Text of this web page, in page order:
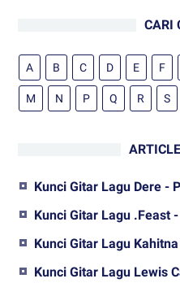
CARI
A B C D E F
M N P Q R S
Kunci Gitar Lagu Dere -
Kunci Gitar Lagu .Feast
Kunci Gitar Lagu
Kunci Gitar Lagu Lewis